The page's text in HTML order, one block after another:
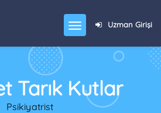
Uzman Girişi
Tarık Kutlar
Psikiyatrist